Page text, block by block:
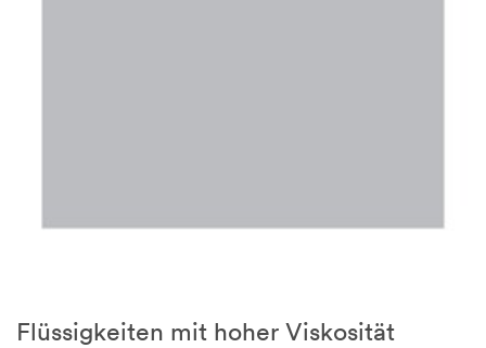
Flüssigkeiten mit hoher Viskosität